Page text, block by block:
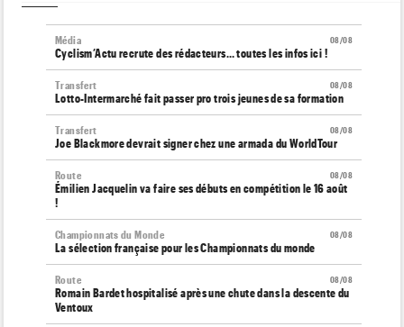
08/08
Média
Cyclism’Actu recrute des rédacteurs… toutes les infos ici !
08/08
Transfert
Lotto-Intermarché fait passer pro trois jeunes de sa formation
08/08
Transfert
Joe Blackmore devrait signer chez une armada du WorldTour
08/08
Route
Émilien Jacquelin va faire ses débuts en compétition le 16 août
!
08/08
Championnats du Monde
La sélection française pour les Championnats du monde
08/08
Route
Romain Bardet hospitalisé après une chute dans la descente du
Ventoux